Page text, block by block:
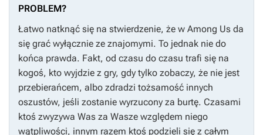
PROBLEM?
Łatwo natknąć się na stwierdzenie, że w Among Us da
się grać wyłącznie ze znajomymi. To jednak nie do
końca prawda. Fakt, od czasu do czasu trafi się na
kogoś, kto wyjdzie z gry, gdy tylko zobaczy, że nie jest
przebierańcem, albo zdradzi tożsamość innych
oszustów, jeśli zostanie wyrzucony za burtę. Czasami
ktoś zwyzywa Was za Wasze względem niego
wątpliwości, innym razem ktoś podzieli się z całym